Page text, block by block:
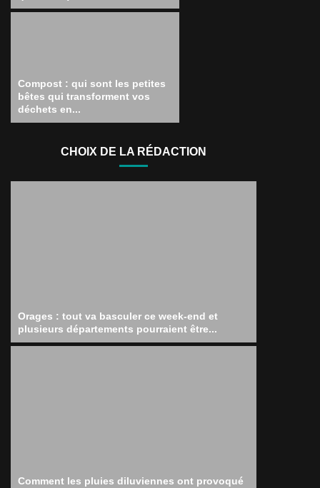
Compost : qui sont les petites
bêtes qui transforment vos
déchets en...
CHOIX DE LA RÉDACTION
Orages : tout va basculer ce week-end et
plusieurs départements pourraient être...
Comment les pluies diluviennes ont provoqué